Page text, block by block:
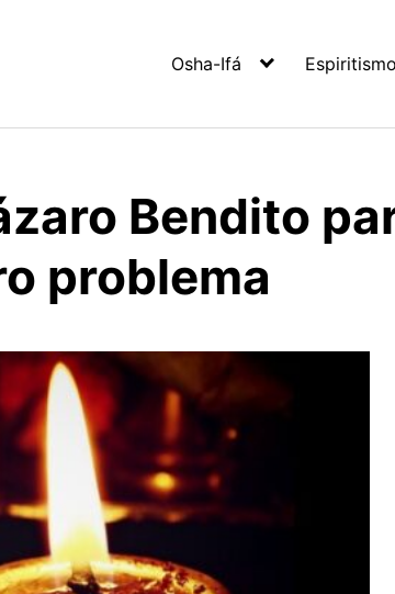
Osha-Ifá Espiritismo
Bendito
problema